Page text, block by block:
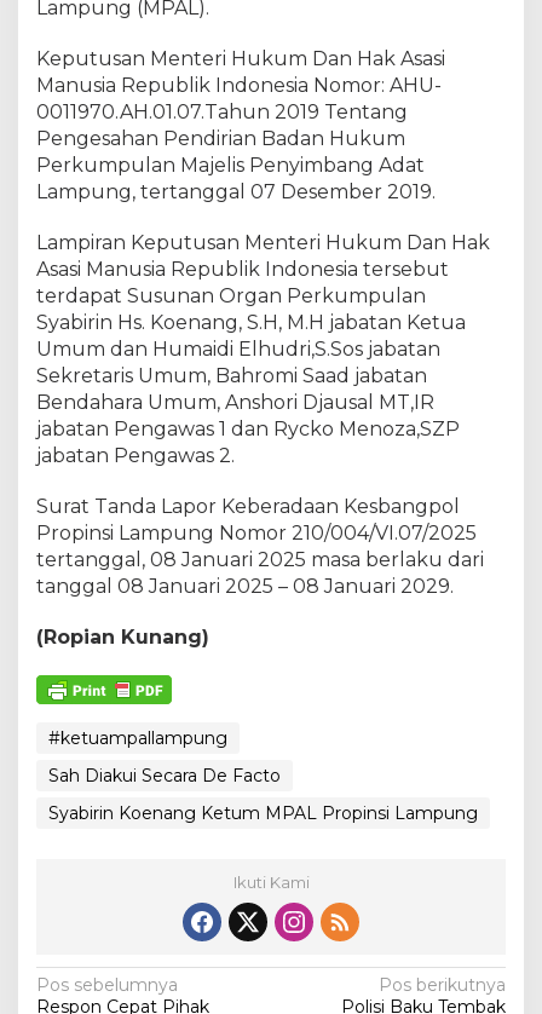
Lampung (MPAL).
Keputusan Menteri Hukum Dan Hak Asasi
Manusia Republik Indonesia Nomor: AHU-
0011970.AH.01.07.Tahun 2019 Tentang
Pengesahan Pendirian Badan Hukum
Perkumpulan Majelis Penyimbang Adat
Lampung, tertanggal 07 Desember 2019.
Lampiran Keputusan Menteri Hukum Dan Hak
Asasi Manusia Republik Indonesia tersebut
terdapat Susunan Organ Perkumpulan
Syabirin Hs. Koenang, S.H, M.H jabatan Ketua
Umum dan Humaidi Elhudri,S.Sos jabatan
Sekretaris Umum, Bahromi Saad jabatan
Bendahara Umum, Anshori Djausal MT,IR
jabatan Pengawas 1 dan Rycko Menoza,SZP
jabatan Pengawas 2.
Surat Tanda Lapor Keberadaan Kesbangpol
Propinsi Lampung Nomor 210/004/VI.07/2025
tertanggal, 08 Januari 2025 masa berlaku dari
tanggal 08 Januari 2025 – 08 Januari 2029.
(Ropian Kunang)
#ketuampallampung
Sah Diakui Secara De Facto
Syabirin Koenang Ketum MPAL Propinsi Lampung
Ikuti Kami
N
Pos sebelumnya
Respon Cepat Pihak
Pos berikutnya
Polisi Baku Tembak